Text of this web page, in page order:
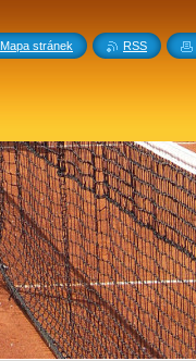
Mapa stránek RSS